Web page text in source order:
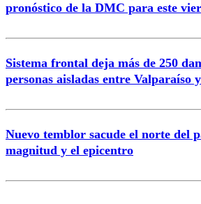
pronóstico de la DMC para este
Sistema frontal deja más de 250
personas aisladas entre Valparaíso
Nuevo temblor sacude el norte del
magnitud y el epicentro